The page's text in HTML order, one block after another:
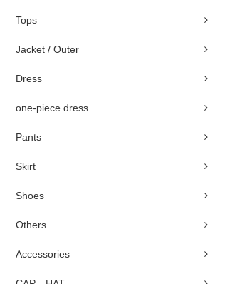
Tops
Jacket / Outer
Dress
one-piece dress
Pants
Skirt
Shoes
Others
Accessories